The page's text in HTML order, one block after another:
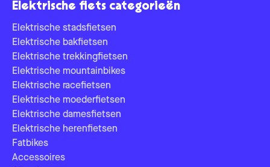
Elektrische fiets categorieën
Elektrische stadsfietsen
Elektrische bakfietsen
Elektrische trekkingfietsen
Elektrische mountainbikes
Elektrische racefietsen
Elektrische moederfietsen
Elektrische damesfietsen
Elektrische herenfietsen
Fatbikes
Accessoires